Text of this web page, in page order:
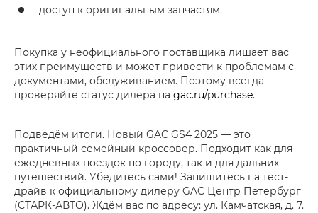
доступ к оригинальным запчастям.
Покупка у неофициального поставщика лишает вас
этих преимуществ и может привести к проблемам с
документами, обслуживанием. Поэтому всегда
проверяйте статус дилера на gac.ru/purchase.
Подведём итоги. Новый GAC GS4 2025 — это
практичный семейный кроссовер. Подходит как для
ежедневных поездок по городу, так и для дальних
путешествий. Убедитесь сами! Запишитесь на тест-
драйв к официальному дилеру GAC Центр Петербург
(СТАРК-АВТО). Ждём вас по адресу: ул. Камчатская, д. 7.